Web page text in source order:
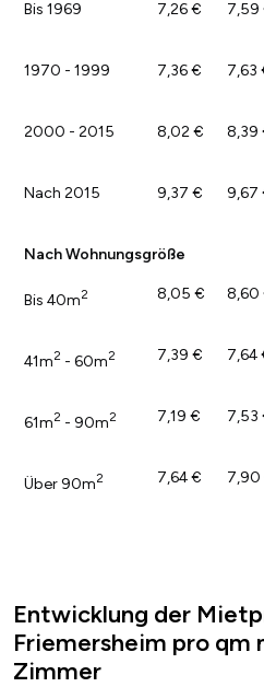
Bis 1969 7,26 € 7,59
1970 - 1999 7,36 € 7,63
2000 - 2015 8,02 € 8,39
Nach 2015 9,37 € 9,67
Nach Wohnungsgröße
Bis 40m2 8,05 € 8,60
41m2 - 60m2 7,39 € 7,64
61m2 - 90m2 7,19 € 7,53
Über 90m2 7,64 € 7,90
Entwicklung der
Friemersheim pro qm
Zimmer